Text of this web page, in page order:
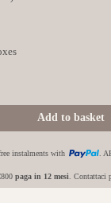
Add to basket
instalments with .
paga in 12 mesi . Contattaci